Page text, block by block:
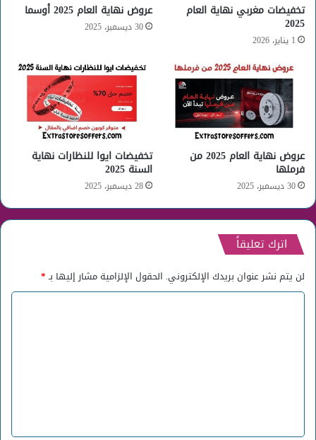
تخفيضات مغربي نهاية العام
2025
1 يناير، 2026
عروض نهاية العام 2025 أوسما
30 ديسمبر، 2025
عروض نهاية العام 2025 من
فرملها
30 ديسمبر، 2025
تخفيضات ايوا للنظارات نهاية
السنة 2025
28 ديسمبر، 2025
اترك تعليقاً
لن يتم نشر عنوان بريدك الإلكتروني. الحقول الإلزامية مشار إليها بـ*